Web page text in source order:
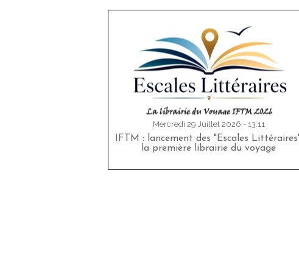
Mercredi 29 Juillet 2026 - 13:11
IFTM : lancement des "Escales
la première librairie du voyage